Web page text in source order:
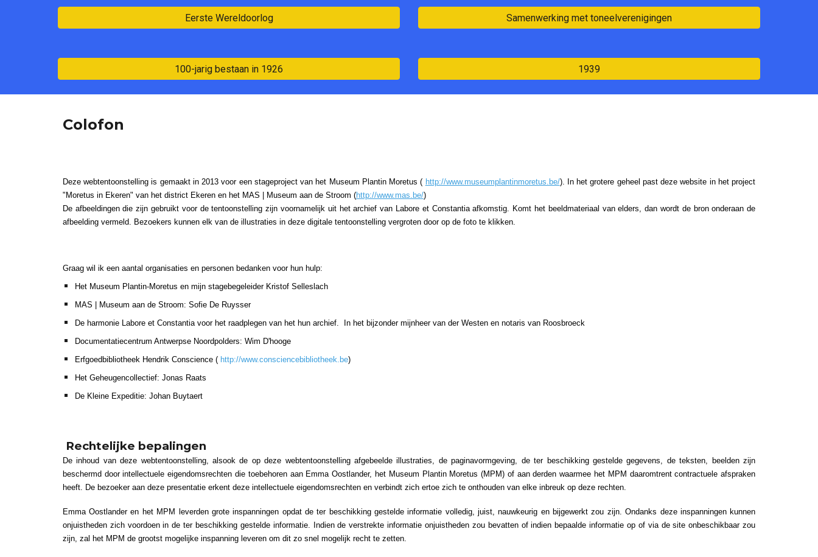
Eerste Wereldoorlog Samenwerking met toneelverenigingen
100-jarig bestaan in 1926 1939
Colofon
Deze webtentoonstelling is gemaakt in 2013 voor een stageproject van het Museum Plantin Moretus ( http://www.museumplantinmoretus.be/). In het grotere geheel past deze website in het project
"Moretus in Ekeren" van het district Ekeren en het MAS | Museum aan de Stroom (http://www.mas.be/)
De afbeeldingen die zijn gebruikt voor de tentoonstelling zijn voornamelijk uit het archief van Labore et Constantia afkomstig. Komt het beeldmateriaal van elders, dan wordt de bron onderaan de
afbeelding vermeld. Bezoekers kunnen elk van de illustraties in deze digitale tentoonstelling vergroten door op de foto te klikken.
Graag wil ik een aantal organisaties en personen bedanken voor hun hulp:
Het Museum Plantin-Moretus en mijn stagebegeleider Kristof Selleslach
MAS | Museum aan de Stroom: Sofie De Ruysser
De harmonie Labore et Constantia voor het raadplegen van het hun archief. In het bijzonder mijnheer van der Westen en notaris van Roosbroeck
Documentatiecentrum Antwerpse Noordpolders: Wim D'hooge
Erfgoedbibliotheek Hendrik Conscience ( http://www.consciencebibliotheek.be)
Het Geheugencollectief: Jonas Raats
De Kleine Expeditie: Johan Buytaert
Rechtelijke bepalingen
De inhoud van deze webtentoonstelling, alsook de op deze webtentoonstelling afgebeelde illustraties, de paginavormgeving, de ter beschikking gestelde gegevens, de teksten, beelden zijn
beschermd door intellectuele eigendomsrechten die toebehoren aan Emma Oostlander, het Museum Plantin Moretus (MPM) of aan derden waarmee het MPM daaromtrent contractuele afspraken
heeft. De bezoeker aan deze presentatie erkent deze intellectuele eigendomsrechten en verbindt zich ertoe zich te onthouden van elke inbreuk op deze rechten.
Emma Oostlander en het MPM leverden grote inspanningen opdat de ter beschikking gestelde informatie volledig, juist, nauwkeurig en bijgewerkt zou zijn. Ondanks deze inspanningen kunnen
onjuistheden zich voordoen in de ter beschikking gestelde informatie. Indien de verstrekte informatie onjuistheden zou bevatten of indien bepaalde informatie op of via de site onbeschikbaar zou
zijn, zal het MPM de grootst mogelijke inspanning leveren om dit zo snel mogelijk recht te zetten.